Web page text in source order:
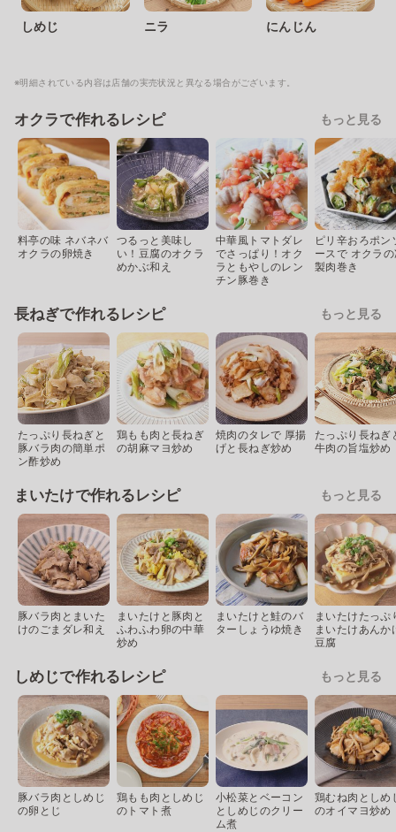
しめじ ニラ にんじん
※明細されている内容は店舗の実売状況と異なる場合がございます。
オクラで作れるレシピ もっと見る
料亭の味 ネバネバ
オクラの卵焼き
つるっと美味し
い！豆腐のオクラ
めかぶ和え
中華風トマトダレ
でさっぱり！オク
ラともやしのレン
チン豚巻き
ピリ辛おろポン
ースで オクラ
製肉巻き
長ねぎで作れるレシピ もっと見る
たっぷり長ねぎと
豚バラ肉の簡単ポ
ン酢炒め
鶏もも肉と長ねぎ
の胡麻マヨ炒め
焼肉のタレで 厚揚
げと長ねぎ炒め
たっぷり長ねぎ
牛肉の旨塩炒め
まいたけで作れるレシピ もっと見る
豚バラ肉とまいた
けのごまダレ和え
まいたけと豚肉と
ふわふわ卵の中華
炒め
まいたけと鮭のバ
ターしょうゆ焼き
まいたけたっぷ
まいたけあんか
豆腐
しめじで作れるレシピ もっと見る
豚バラ肉としめじ
の卵とじ
鶏もも肉としめじ
のトマト煮
小松菜とベーコン
としめじのクリー
ム煮
鶏むね肉としめ
のオイマヨ炒め